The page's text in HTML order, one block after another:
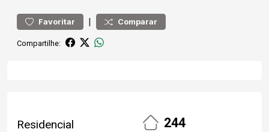
Favoritar | Comparar
Compartilhe:
Residencial 244